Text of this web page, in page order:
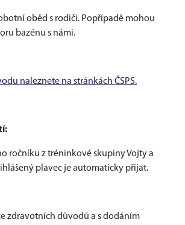
oběd s rodiči. Popřípadě mohou
bazénu s námi.
naleznete na stránkách ČSPS.
ročníku z tréninkové skupiny Vojty a
plavec je automaticky přijat.
zdravotních důvodů a s dodáním